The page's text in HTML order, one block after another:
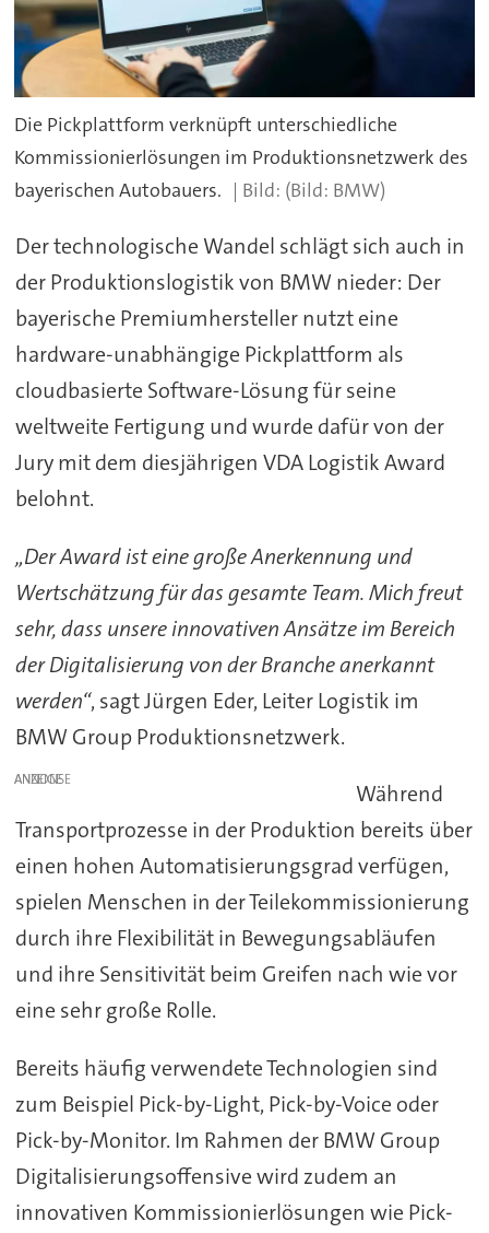
Die Pickplattform verknüpft unterschiedliche
Kommissionierlösungen im Produktionsnetzwerk des
bayerischen Autobauers.
(Bild: BMW)
Der technologische Wandel schlägt sich auch in
der Produktionslogistik von BMW nieder: Der
bayerische Premiumhersteller nutzt eine
hardware-unabhängige Pickplattform als
cloudbasierte Software-Lösung für seine
weltweite Fertigung und wurde dafür von der
Jury mit dem diesjährigen VDA Logistik Award
belohnt.
„Der Award ist eine große Anerkennung und
Wertschätzung für das gesamte Team. Mich freut
sehr, dass unsere innovativen Ansätze im Bereich
der Digitalisierung von der Branche anerkannt
werden“, sagt Jürgen Eder, Leiter Logistik im
BMW Group Produktionsnetzwerk.
ANZEIGE
Während
Transportprozesse in der Produktion bereits über
einen hohen Automatisierungsgrad verfügen,
spielen Menschen in der Teilekommissionierung
durch ihre Flexibilität in Bewegungsabläufen
und ihre Sensitivität beim Greifen nach wie vor
eine sehr große Rolle.
Bereits häufig verwendete Technologien sind
zum Beispiel Pick-by-Light, Pick-by-Voice oder
Pick-by-Monitor. Im Rahmen der BMW Group
Digitalisierungsoffensive wird zudem an
innovativen Kommissionierlösungen wie Pick-